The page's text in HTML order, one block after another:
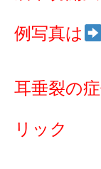
例写真は
耳垂裂の
リック